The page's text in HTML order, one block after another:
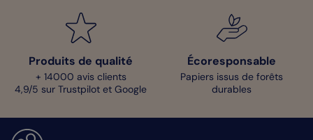
Produits de qualité
+ 14000 avis clients
4,9/5 sur Trustpilot et Google
Écoresponsable
Papiers issus de forêts
durables